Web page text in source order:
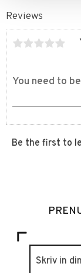
Reviews
Be the first to